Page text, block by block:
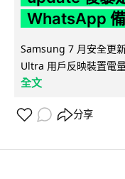
WhatsApp
Samsung 7 月安全更
Ultra 用戶反映裝置電
全文
分享